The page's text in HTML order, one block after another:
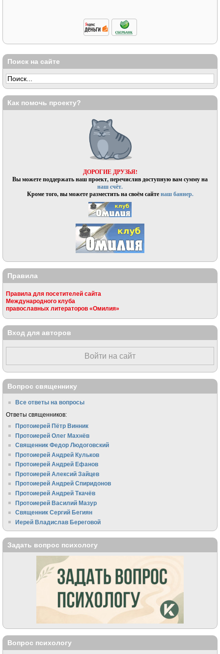
Поиск на сайте
Как помочь проекту?
ДОРОГИЕ ДРУЗЬЯ!
Вы можете поддержать наш проект, перечислив доступную вам сумму на
наш счёт.
Кроме того, вы можете разместить на своём сайтенаш баннер.
Правила
Правила для посетителей сайта
Международного клуба
православных литераторов «Омилия»
Вход для авторов
Войти на сайт
Вопрос священнику
Все ответы на вопросы
Ответы священников:
Протоиерей Пётр Винник
Протоиерей Олег Махнёв
Священник Федор Людоговский
Протоиерей Андрей Кульков
Протоиерей Андрей Ефанов
Протоиерей Алексий Зайцев
Протоиерей Андрей Спиридонов
Протоиерей Андрей Ткачёв
Протоиерей Василий Мазур
Священник Сергий Бегиян
Иерей Владислав Береговой
Задать вопрос психологу
Вопрос психологу